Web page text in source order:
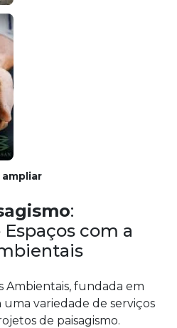
ampliar
:
com a
Ambientais, fundada em
uma variedade de serviços
de paisagismo.